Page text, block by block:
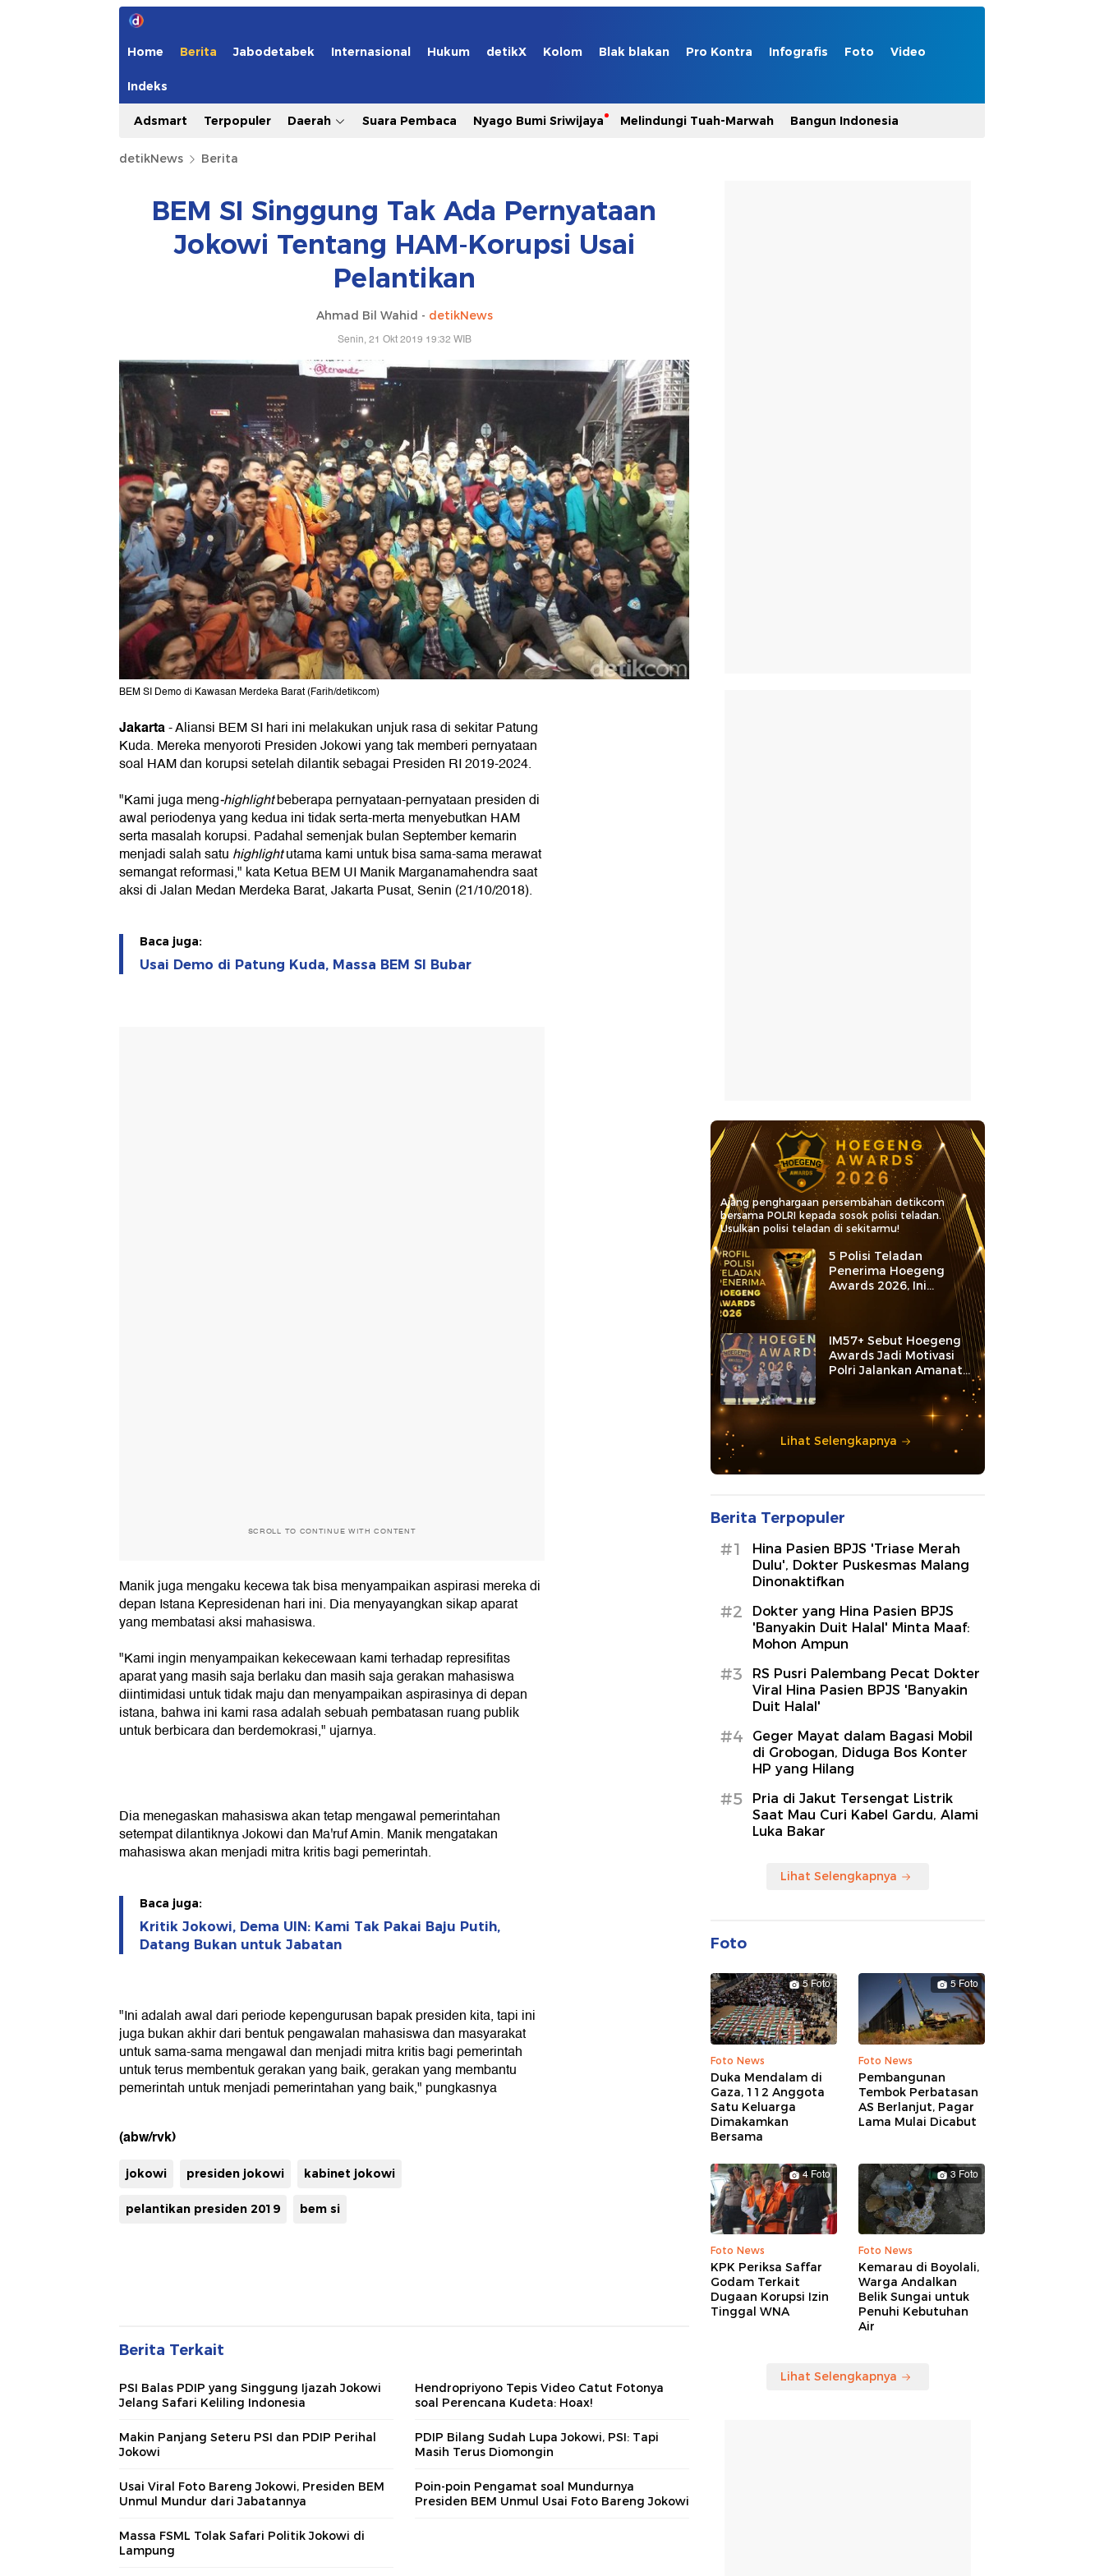
Home Berita Jabodetabek Internasional Hukum detikX Kolom Blak blakan Pro Kontra Infografis Foto Video
Indeks
Adsmart Terpopuler Daerah Suara Pembaca Nyago Bumi Sriwijaya Melindungi Tuah-Marwah Bangun Indonesia
detikNews Berita
BEM SI Singgung Tak Ada Pernyataan
Jokowi Tentang HAM-Korupsi Usai
Pelantikan
Ahmad Bil Wahid - detikNews
Senin, 21 Okt 2019 19:32 WIB
BEM SI Demo di Kawasan Merdeka Barat (Farih/detikcom)
Jakarta- Aliansi BEM SI hari ini melakukan unjuk rasa di sekitar Patung
Kuda. Mereka menyoroti Presiden Jokowi yang tak memberi pernyataan
soal HAM dan korupsi setelah dilantik sebagai Presiden RI 2019-2024.
"Kami juga meng-highlightbeberapa pernyataan-pernyataan presiden di
awal periodenya yang kedua ini tidak serta-merta menyebutkan HAM
serta masalah korupsi. Padahal semenjak bulan September kemarin
menjadi salah satu highlightutama kami untuk bisa sama-sama merawat
semangat reformasi," kata Ketua BEM UI Manik Marganamahendra saat
aksi di Jalan Medan Merdeka Barat, Jakarta Pusat, Senin (21/10/2018).
Baca juga:
Usai Demo di Patung Kuda, Massa BEM SI Bubar
SCROLL TO CONTINUE WITH CONTENT
Manik juga mengaku kecewa tak bisa menyampaikan aspirasi mereka di
depan Istana Kepresidenan hari ini. Dia menyayangkan sikap aparat
yang membatasi aksi mahasiswa.
"Kami ingin menyampaikan kekecewaan kami terhadap represifitas
aparat yang masih saja berlaku dan masih saja gerakan mahasiswa
diintimidasi untuk tidak maju dan menyampaikan aspirasinya di depan
istana, bahwa ini kami rasa adalah sebuah pembatasan ruang publik
untuk berbicara dan berdemokrasi," ujarnya.
Dia menegaskan mahasiswa akan tetap mengawal pemerintahan
setempat dilantiknya Jokowi dan Ma'ruf Amin. Manik mengatakan
mahasiswa akan menjadi mitra kritis bagi pemerintah.
Baca juga:
Kritik Jokowi, Dema UIN: Kami Tak Pakai Baju Putih,
Datang Bukan untuk Jabatan
"Ini adalah awal dari periode kepengurusan bapak presiden kita, tapi ini
juga bukan akhir dari bentuk pengawalan mahasiswa dan masyarakat
untuk sama-sama mengawal dan menjadi mitra kritis bagi pemerintah
untuk terus membentuk gerakan yang baik, gerakan yang membantu
pemerintah untuk menjadi pemerintahan yang baik," pungkasnya
(abw/rvk)
jokowi presiden jokowi kabinet jokowi
pelantikan presiden 2019 bem si
Berita Terkait
PSI Balas PDIP yang Singgung Ijazah Jokowi
Jelang Safari Keliling Indonesia
Hendropriyono Tepis Video Catut Fotonya
soal Perencana Kudeta: Hoax!
Makin Panjang Seteru PSI dan PDIP Perihal
Jokowi
PDIP Bilang Sudah Lupa Jokowi, PSI: Tapi
Masih Terus Diomongin
Usai Viral Foto Bareng Jokowi, Presiden BEM
Unmul Mundur dari Jabatannya
Poin-poin Pengamat soal Mundurnya
Presiden BEM Unmul Usai Foto Bareng Jokowi
Massa FSML Tolak Safari Politik Jokowi di
Lampung
Ajang penghargaan persembahan detikcom
bersama POLRI kepada sosok polisi teladan.
Usulkan polisi teladan di sekitarmu!
5 Polisi Teladan
Penerima Hoegeng
Awards 2026, Ini
Kategori dan Kiprahnya
IM57+ Sebut Hoegeng
Awards Jadi Motivasi
Polri Jalankan Amanat
Lihat Selengkapnya
Berita Terpopuler
#1
Hina Pasien BPJS 'Triase Merah
Dulu', Dokter Puskesmas Malang
Dinonaktifkan
#2
Dokter yang Hina Pasien BPJS
'Banyakin Duit Halal' Minta Maaf:
Mohon Ampun
#3
RS Pusri Palembang Pecat Dokter
Viral Hina Pasien BPJS 'Banyakin
Duit Halal'
#4
Geger Mayat dalam Bagasi Mobil
di Grobogan, Diduga Bos Konter
HP yang Hilang
#5
Pria di Jakut Tersengat Listrik
Saat Mau Curi Kabel Gardu, Alami
Luka Bakar
Lihat Selengkapnya
Foto
5 Foto
Foto News
Duka Mendalam di
Gaza, 112 Anggota
Satu Keluarga
Dimakamkan
Bersama
5 Foto
Foto News
Pembangunan
Tembok Perbatasan
AS Berlanjut, Pagar
Lama Mulai Dicabut
4 Foto
Foto News
KPK Periksa Saffar
Godam Terkait
Dugaan Korupsi Izin
Tinggal WNA
3 Foto
Foto News
Kemarau di Boyolali,
Warga Andalkan
Belik Sungai untuk
Penuhi Kebutuhan
Air
Lihat Selengkapnya